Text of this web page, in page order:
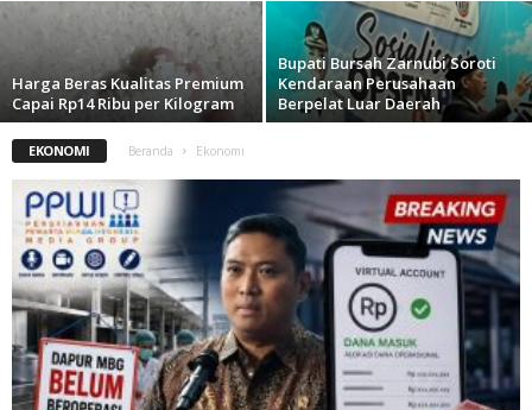
Harga Beras Kualitas Premium
Capai Rp14 Ribu per Kilogram
Bupati Bursah Zarnubi Soroti
Kendaraan Perusahaan
Berpelat Luar Daerah
EKONOMI Beranda Ekonomi